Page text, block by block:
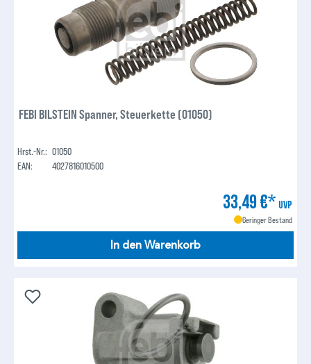
FEBI BILSTEIN Spanner, Steuerkette (01050)
Hrst.-Nr.: 01050
EAN:
4027816010500
33,49 €* UVP
Geringer Bestand
In den Warenkorb